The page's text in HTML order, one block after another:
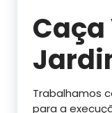
Trabalhamos
para a